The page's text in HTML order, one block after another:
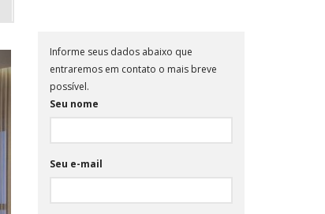
Informe seus dados abaixo que
entraremos em contato o mais breve
possível.
Seu nome
Seu e-mail